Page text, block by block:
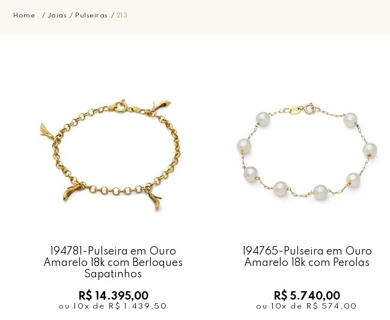
Joias Pulseiras 213
194781-Pulseira em Ouro
Amarelo 18k com Berloques
Sapatinhos
R$ 14.395,00
ou 10x de R$ 1.439,50
194765-Pulseira em Ouro
Amarelo 18k com Perolas
R$ 5.740,00
ou 10x de R$ 574,00